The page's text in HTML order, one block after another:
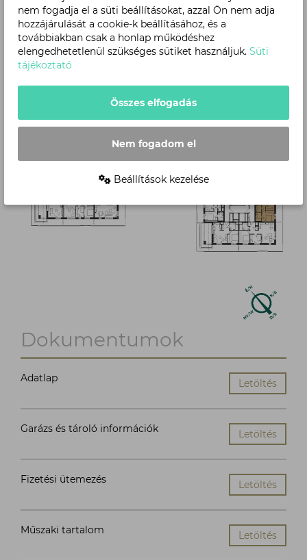
Szint
Dokumentumok
Adatlap Letöltés
Garázs és tároló információk Letöltés
Fizetési ütemezés Letöltés
Műszaki tartalom Letöltés
nem fogadja el a süti beállításokat, azzal Ön nem adja
hozzájárulását a cookie-k beállításához, és a
továbbiakban csak a honlap működéshez
elengedhetetlenül szükséges sütiket használjuk. Süti
tájékoztató
Összes elfogadás
Nem fogadom el
Beállítások kezelése